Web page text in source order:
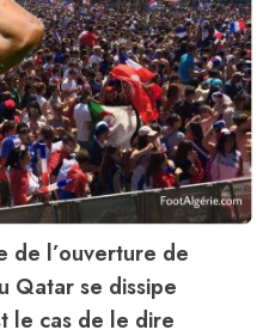
de l’ouverture de
Qatar se dissipe
le cas de le dire